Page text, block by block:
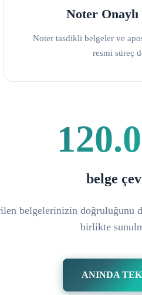
Noter
Noter tasdikli belgeler ve
resmi süreç
belge
belgelerinizin doğruluğunu
birlikte
ANINDA